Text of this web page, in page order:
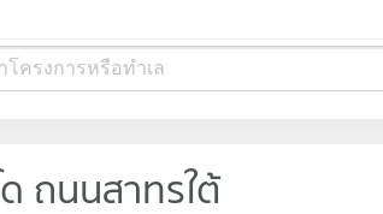
โครงการหรือทำเล
ถนนสาทรใต้